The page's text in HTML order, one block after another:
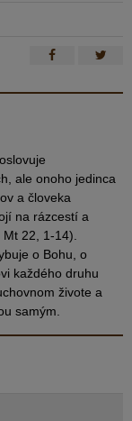
ale onoho jedinca
a človeka
na rázcestí a
22, 1-14).
o Bohu, o
každého druhu
živote a
samým.